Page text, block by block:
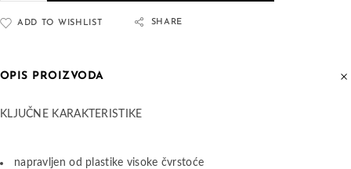
ADD TO WISHLIST SHARE
OPIS PROIZVODA
KLJUČNE KARAKTERISTIKE
napravljen od plastike visoke čvrstoće